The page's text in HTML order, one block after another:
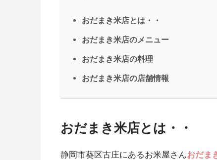
おだまき米店とは・・
おだまき米店のメニュー
おだまき米店の料理
おだまき米店の店舗情報
おだまき米店とは・・
静岡市葵区古庄にあるお米屋さんおだま